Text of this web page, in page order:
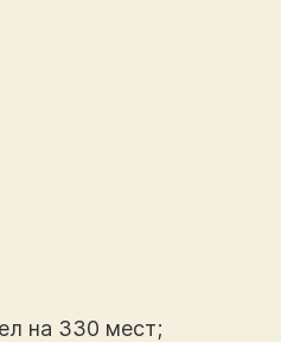
на 330 мест;